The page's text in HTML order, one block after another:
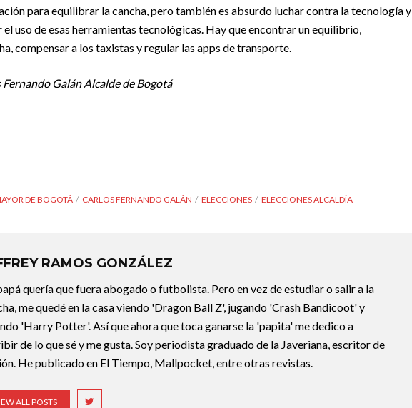
para equilibrar la cancha, pero también es absurdo luchar contra la tecnología y
el uso de esas herramientas tecnológicas. Hay que encontrar un equilibrio,
compensar a los taxistas y regular las apps de transporte.
Galán Alcalde de Bogotá
DE BOGOTÁ CARLOS FERNANDO GALÁN ELECCIONES ELECCIONES ALCALDÍA
RAMOS GONZÁLEZ
quería que fuera abogado o futbolista. Pero en vez de estudiar o salir a la
me quedé en la casa viendo 'Dragon Ball Z', jugando 'Crash Bandicoot' y
'Harry Potter'. Así que ahora que toca ganarse la 'papita' me dedico a
de lo que sé y me gusta. Soy periodista graduado de la Javeriana, escritor de
He publicado en El Tiempo, Mallpocket, entre otras revistas.
ALL POSTS